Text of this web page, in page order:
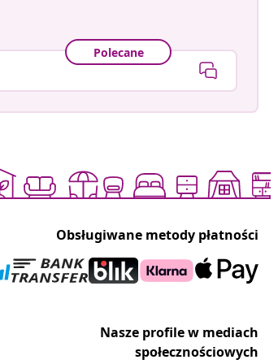
Polecane
Obsługiwane metody płatności
Nasze profile w mediach
społecznościowych